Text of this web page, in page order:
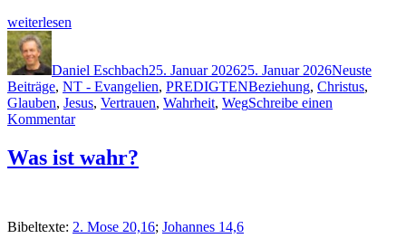
„Nur
Jesus
?!
(Gute
Nachricht
III)“
weit­er­lesen
Autor
Daniel Eschbach25. Januar 202625. Januar 2026Neuste
Beiträge, NT - Evangelien, PREDIGTENSchlagwörter
Beziehung, Christus,
Glauben, Jesus, Vertrauen, Wahrheit, WegSchreibe einen
Kommentarzu
?!
Was ist wahr?
Bibel­texte: 2. Mose 20,16; Johannes 14,6